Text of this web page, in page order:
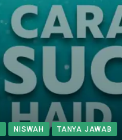
NISWAH TANYA JAWAB